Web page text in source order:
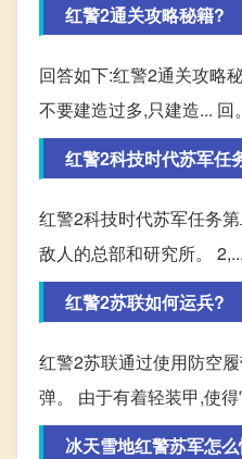
红警2通关攻略秘籍?
回答如下:红警2通关攻略
不要建造过多,只建造... 回。
红警2科技时代苏军任
红警2科技时代苏军任务
敌人的总部和研究所。 2,...
红警2苏联如何运兵?
红警2苏联通过使用防空
弹。 由于有着轻装甲,使得
冰天雪地红警苏军怎